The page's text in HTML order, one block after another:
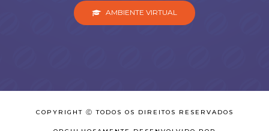
AMBIENTE VIRTUAL
COPYRIGHT Ⓒ TODOS OS DIREITOS RESERVADOS